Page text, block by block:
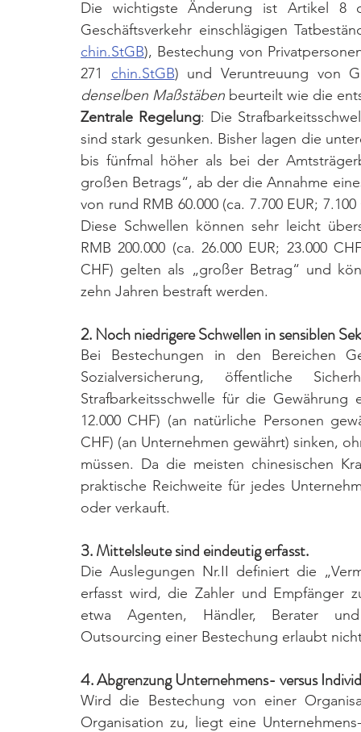
Die wichtigste Änderung ist Artikel 8
Geschäftsverkehr einschlägigen
chin.StGB), Bestechung von
271 chin.StGB) und Veruntreuung von
denselben Maßstäben beurteilt wie die
Zentrale Regelung: Die
sind stark gesunken. Bisher lagen die
bis fünfmal höher als bei der
großen Betrags“, ab der die Annahme
von rund RMB 60.000 (ca. 7.700 EUR;
Diese Schwellen können sehr leicht
RMB 200.000 (ca. 26.000 EUR; 23.000
CHF) gelten als „großer Betrag“ und
zehn Jahren bestraft werden.
2. Noch niedrigere Schwellen in sensiblen
Bei Bestechungen in den Bereichen
Sozialversicherung, öffentliche
Strafbarkeitsschwelle für die
12.000 CHF) (an natürliche Personen
CHF) (an Unternehmen gewährt) sinken,
müssen. Da die meisten chinesischen
praktische Reichweite für jedes
oder verkauft.
3. Mittelsleute sind eindeutig erfasst.
Die Auslegungen Nr.II definiert die
erfasst wird, die Zahler und Empfänger
etwa Agenten, Händler, Berater und
Outsourcing einer Bestechung erlaubt
4. Abgrenzung Unternehmens- versus
Wird die Bestechung von einer
Organisation zu, liegt eine